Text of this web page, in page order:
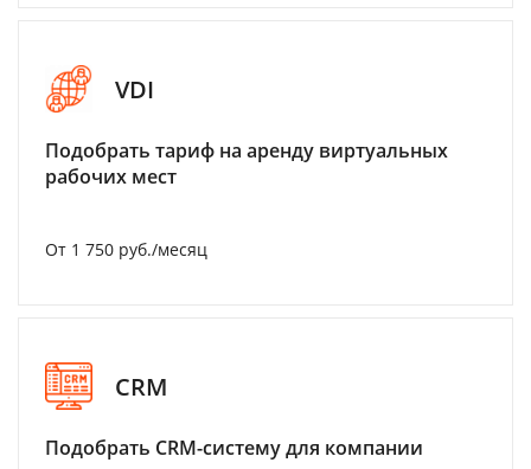
VDI
Подобрать тариф на аренду виртуальных
рабочих мест
От 1 750 руб./месяц
CRM
Подобрать CRM-систему для компании